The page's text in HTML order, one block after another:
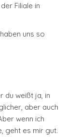
Filiale in
uns so
du weißt ja, in
aber auch
wenn ich
geht es mir gut.